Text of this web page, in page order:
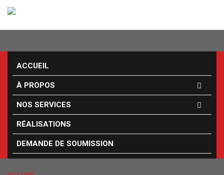
ACCUEIL
À PROPOS
NOS SERVICES
RÉALISATIONS
DEMANDE DE SOUMISSION
PAVAGE COURS
BROSSARD